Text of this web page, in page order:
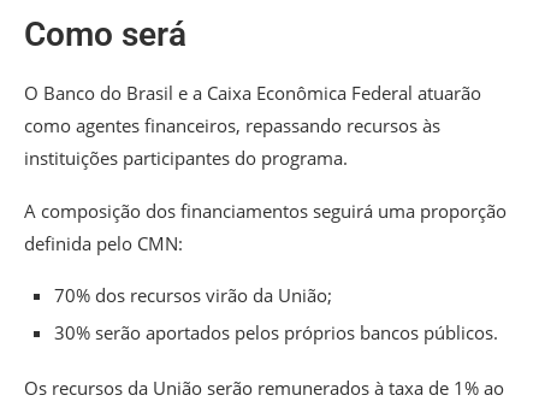
Como será
O Banco do Brasil e a Caixa Econômica Federal atuarão
como agentes financeiros, repassando recursos às
instituições participantes do programa.
A composição dos financiamentos seguirá uma proporção
definida pelo CMN:
70% dos recursos virão da União;
30% serão aportados pelos próprios bancos públicos.
Os recursos da União serão remunerados à taxa de 1% ao